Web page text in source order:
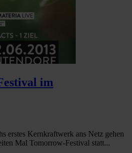
im
erstes Kernkraftwerk ans Netz gehen
Mal Tomorrow-Festival statt...